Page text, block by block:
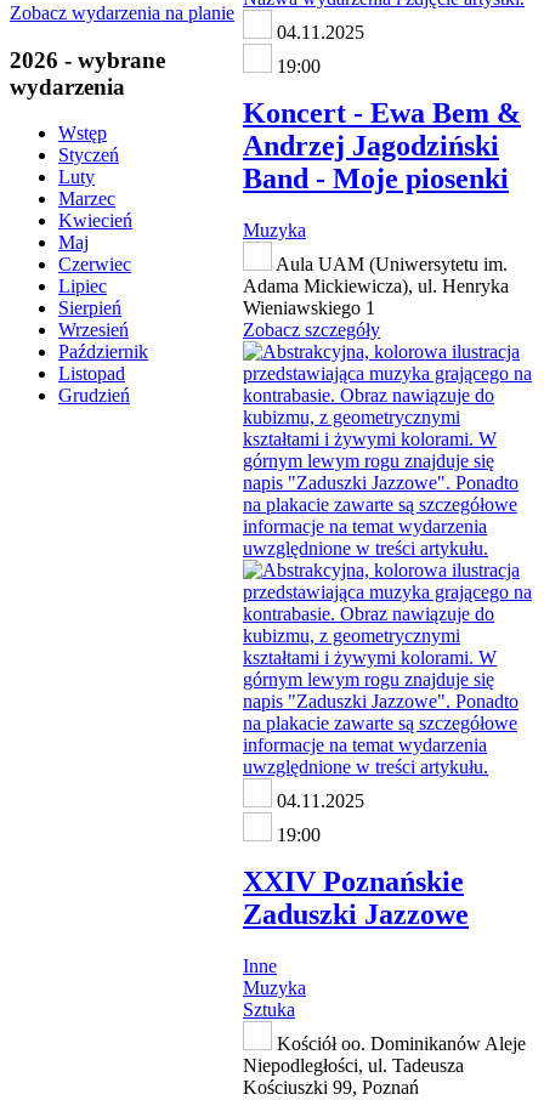
Zobacz wydarzenia na planie
2026 - wybrane
wydarzenia
Wstęp
Styczeń
Luty
Marzec
Kwiecień
Maj
Czerwiec
Lipiec
Sierpień
Wrzesień
Październik
Listopad
Grudzień
04.11.2025
19:00
Koncert - Ewa Bem &
Andrzej Jagodziński
Band - Moje piosenki
Muzyka
Aula UAM (Uniwersytetu im.
Adama Mickiewicza), ul. Henryka
Wieniawskiego 1
Zobacz szczegóły
04.11.2025
19:00
XXIV Poznańskie
Zaduszki Jazzowe
Inne
Muzyka
Sztuka
Kościół oo. Dominikanów Aleje
Niepodległości, ul. Tadeusza
Kościuszki 99, Poznań